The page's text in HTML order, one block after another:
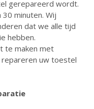
gerepareerd wordt.
minuten. Wij
dat we alle tijd
hebben.
te maken met
repareren uw toestel